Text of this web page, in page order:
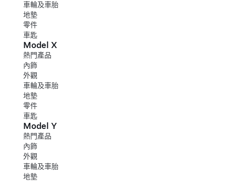
車輪及車胎
地墊
零件
車匙
Model X
熱門產品
內飾
外觀
車輪及車胎
地墊
零件
車匙
Model Y
熱門產品
內飾
外觀
車輪及車胎
地墊